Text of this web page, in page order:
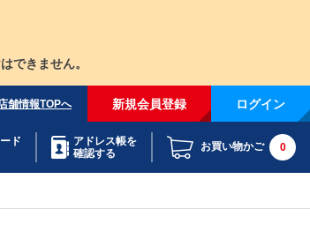
できません。
舗情報TOPへ 新規会員登録 ログイン
ド
アドレス帳を
確認する
お買い物かご 0